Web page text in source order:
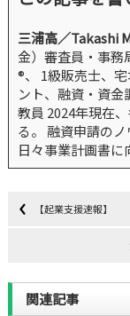
三浦高／Takashi
金）審査員・事務
®、 1級販売士、
ント、融資・資金
教員 2024年現在
る。 融資申請の
日々事業計画書に
【起業支援速報】
関連記事